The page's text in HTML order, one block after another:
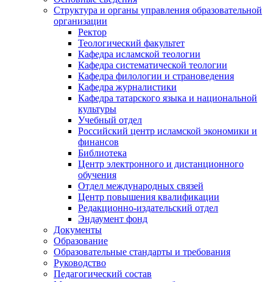
Структура и органы управления образовательной
организации
Ректор
Теологический факультет
Кафедра исламской теологии
Кафедра систематической теологии
Кафедра филологии и страноведения
Кафедра журналистики
Кафедра татарского языка и национальной
культуры
Учебный отдел
Российский центр исламской экономики и
финансов
Библиотека
Центр электронного и дистанционного
обучения
Отдел международных связей
Центр повышения квалификации
Редакционно-издательский отдел
Эндаумент фонд
Документы
Образование
Образовательные стандарты и требования
Руководство
Педагогический состав